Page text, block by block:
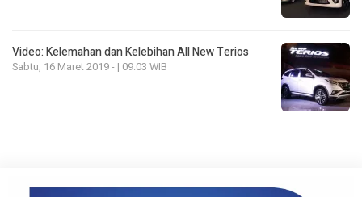
Video: Kelemahan dan Kelebihan All New Terios
Sabtu, 16 Maret 2019 - | 09:03 WIB